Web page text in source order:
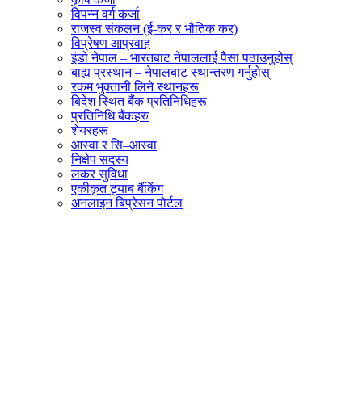
विपन्न वर्ग कर्जा
राजस्व संकलन (ई-कर र भौतिक कर)
विप्रेषण आप्रवाह
इंडो नेपाल – भारतबाट नेपाललाई पैसा पठाउनुहोस्
बाह्य प्रस्थान – नेपालबाट स्थान्तरण गर्नुहोस्
रकम भुक्तानी लिने स्थानहरू
बिदेश स्थित बैंक प्रतिनिधिहरू
प्रतिनिधि बैंकहरु
शेयरहरू
आस्वा र सि–आस्वा
निक्षेप सदस्य
लकर सुविधा
एकीकृत ट्याब बैंकिंग
अनलाइन बिप्रेसन पोर्टल